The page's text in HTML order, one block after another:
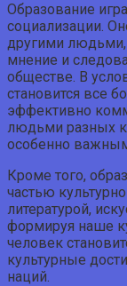
Образование
социализации.
другими людьми,
мнение и
обществе. В
становится все
эффективно
людьми разных
особенно
Кроме того,
частью
литературой,
формируя наше
человек
культурные
наций.